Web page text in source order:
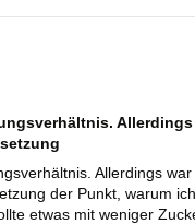
Allerdings
der Punkt, warum
etwas mit weniger